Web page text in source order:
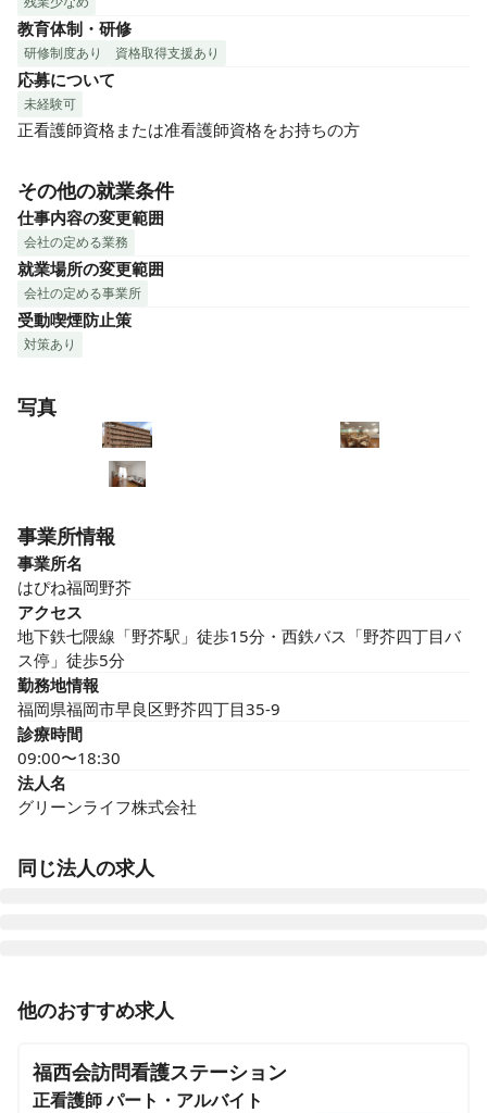
教育体制・研修
研修制度あり 資格取得支援あり
応募について
未経験可
正看護師資格または准看護師資格をお持ちの方
その他の就業条件
仕事内容の変更範囲
会社の定める業務
就業場所の変更範囲
会社の定める事業所
受動喫煙防止策
対策あり
写真
事業所情報
事業所名
はぴね福岡野芥
アクセス
地下鉄七隈線「野芥駅」徒歩15分・西鉄バス「野芥四丁目バ
ス停」徒歩5分
勤務地情報
福岡県福岡市早良区野芥四丁目35-9
診療時間
09:00〜18:30
法人名
グリーンライフ株式会社
同じ法人の求人
兵庫県神戸市西区学園西町一丁目1-2
ウエルハウス尼崎Ⅱ番館
兵庫県尼崎市杭瀬南新町四丁目5-3
他のおすすめ求人
福西会訪問看護ステーション
正看護師パート・アルバイト